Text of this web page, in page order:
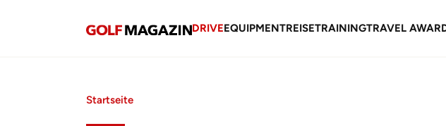
DRIVEEQUIPMENTREISETRAININGTRAVEL
Startseite